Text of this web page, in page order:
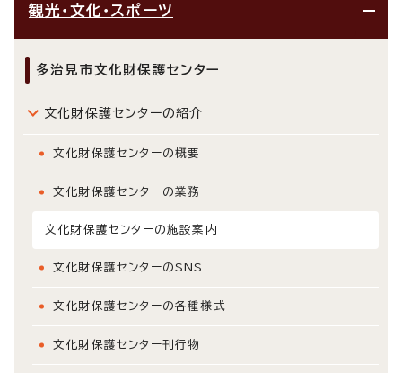
観光・文化・スポーツ
多治見市文化財保護センター
文化財保護センターの紹介
文化財保護センターの概要
文化財保護センターの業務
文化財保護センターの施設案内
文化財保護センターのSNS
文化財保護センターの各種様式
文化財保護センター刊行物